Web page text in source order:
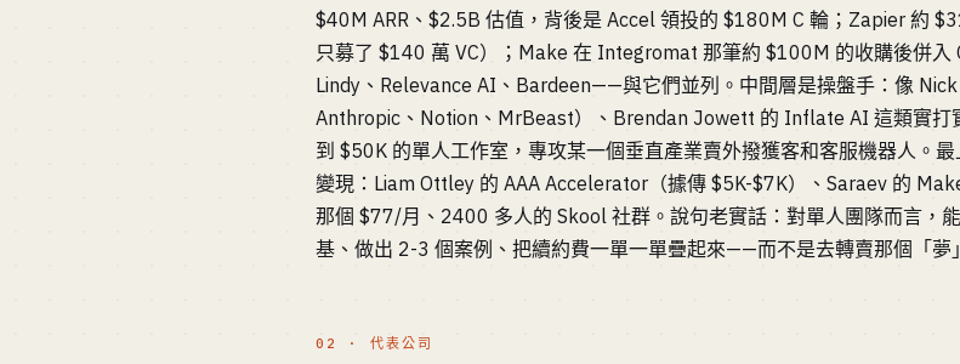
$40M ARR、$2.5B 估值，背後是 Accel 領投的 $180M C 輪；Zapier 約
只募了 $140 萬 VC）；Make 在 Integromat 那筆約 $100M 的收購後併
Lindy、Relevance AI、Bardeen——與它們並列。中間層是操盤手：像
Anthropic、Notion、MrBeast）、Brendan Jowett 的 Inflate AI 這類實打
到 $50K 的單人工作室，專攻某一個垂直產業賣外撥獲客和客服機器人。
變現：Liam Ottley 的 AAA Accelerator（據傳 $5K-$7K）、Saraev 的
那個 $77/月、2400 多人的 Skool 社群。說句老實話：對單人團隊而言，
基、做出 2-3 個案例、把續約費一單一單疊起來——而不是去轉賣那個「夢
02 · 代表公司